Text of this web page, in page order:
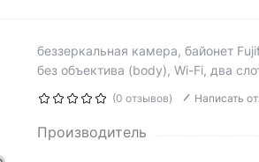
беззеркальная камера, байонет
без объектива (body), Wi-Fi, два
(0 отзывов) Написать
Производитель